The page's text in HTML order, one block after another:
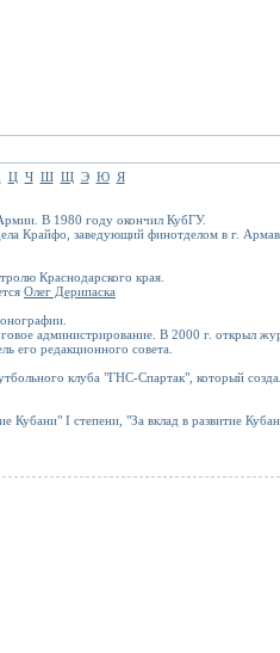
Ц Ч Ш Щ Э Ю Я
В 1980 году окончил КубГУ.
Крайфо, заведующий финотделом в г.
Краснодарского края.
Олег Дерипаска
администрирование. В 2000 г. открыл
его редакционного совета.
клуба "ГНС-Спартак", который
Кубани" I степени, "За вклад в развитие